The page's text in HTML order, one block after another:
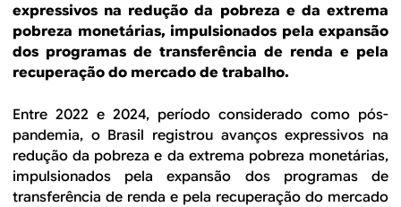
expressivos na redução da pobreza e da extrema
pobreza monetárias, impulsionados pela expansão
dos programas de transferência de renda e pela
recuperação do mercado de trabalho.
Entre 2022 e 2024, período considerado como pós-
pandemia, o Brasil registrou avanços expressivos na
redução da pobreza e da extrema pobreza monetárias,
impulsionados pela expansão dos programas de
transferência de renda e pela recuperação do mercado